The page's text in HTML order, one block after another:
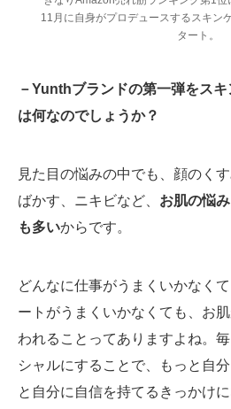
11月に自身がプロデュースするスキン
タート。
－Yunthブランドの第一弾をス
は何なのでしょうか？
見た目の悩みの中でも、顔のく
ばかす、ニキビなど、 お肌の悩
も多いからです。
どんなに仕事がうまくいかなく
ートがうまくいかなくても、お
われることってありますよね。
シャルにすることで、もっと自
と自分に自信を持てるきっかけ